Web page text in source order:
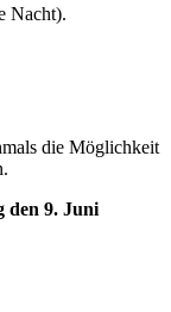
Nacht).
die Möglichkeit
den 9. Juni